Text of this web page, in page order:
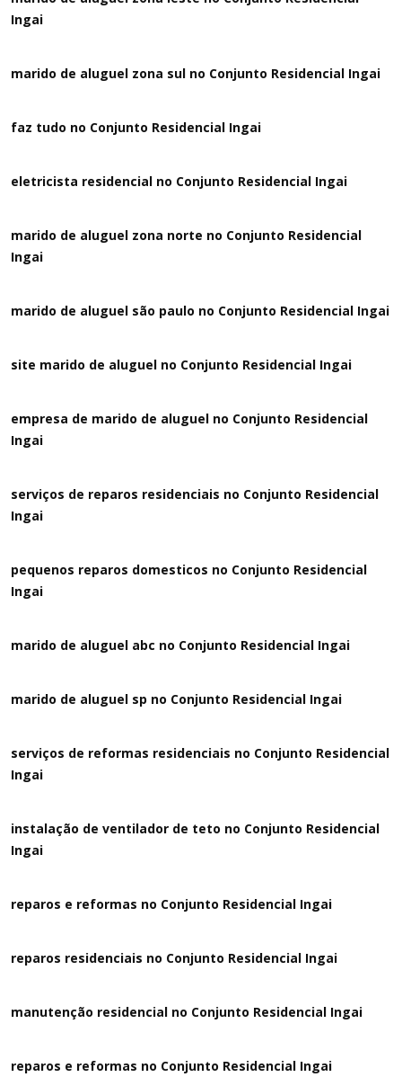
Ingai
marido de aluguel zona sul no Conjunto Residencial Ingai
faz tudo no Conjunto Residencial Ingai
eletricista residencial no Conjunto Residencial Ingai
marido de aluguel zona norte no Conjunto Residencial
Ingai
marido de aluguel são paulo no Conjunto Residencial Ingai
site marido de aluguel no Conjunto Residencial Ingai
empresa de marido de aluguel no Conjunto Residencial
Ingai
serviços de reparos residenciais no Conjunto Residencial
Ingai
pequenos reparos domesticos no Conjunto Residencial
Ingai
marido de aluguel abc no Conjunto Residencial Ingai
marido de aluguel sp no Conjunto Residencial Ingai
serviços de reformas residenciais no Conjunto Residencial
Ingai
instalação de ventilador de teto no Conjunto Residencial
Ingai
reparos e reformas no Conjunto Residencial Ingai
reparos residenciais no Conjunto Residencial Ingai
manutenção residencial no Conjunto Residencial Ingai
reparos e reformas no Conjunto Residencial Ingai